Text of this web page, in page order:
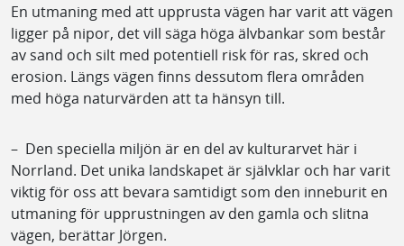
En utmaning med att upprusta vägen har varit att vägen
ligger på nipor, det vill säga höga älvbankar som består
av sand och silt med potentiell risk för ras, skred och
erosion. Längs vägen finns dessutom flera områden
med höga naturvärden att ta hänsyn till.
– Den speciella miljön är en del av kulturarvet här i
Norrland. Det unika landskapet är självklar och har varit
viktig för oss att bevara samtidigt som den inneburit en
utmaning för upprustningen av den gamla och slitna
vägen, berättar Jörgen.